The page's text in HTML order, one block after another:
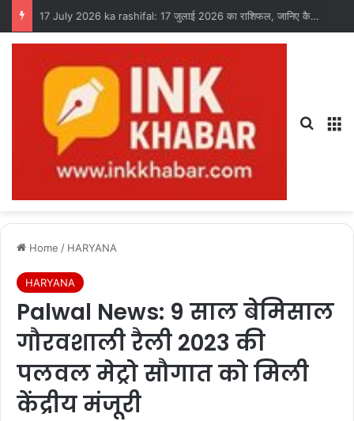
17 July 2026 ka rashifal: 17 जुलाई 2026 का राशिफल, जानिए कैसा रहेगा आपका दिन?
Home / HARYANA
HARYANA
Palwal News: 9 साल बेमिसाल
गौरवशाली रैली 2023 की
पलवल मेट्रो सौगात को मिली
केंद्रीय मंजूरी